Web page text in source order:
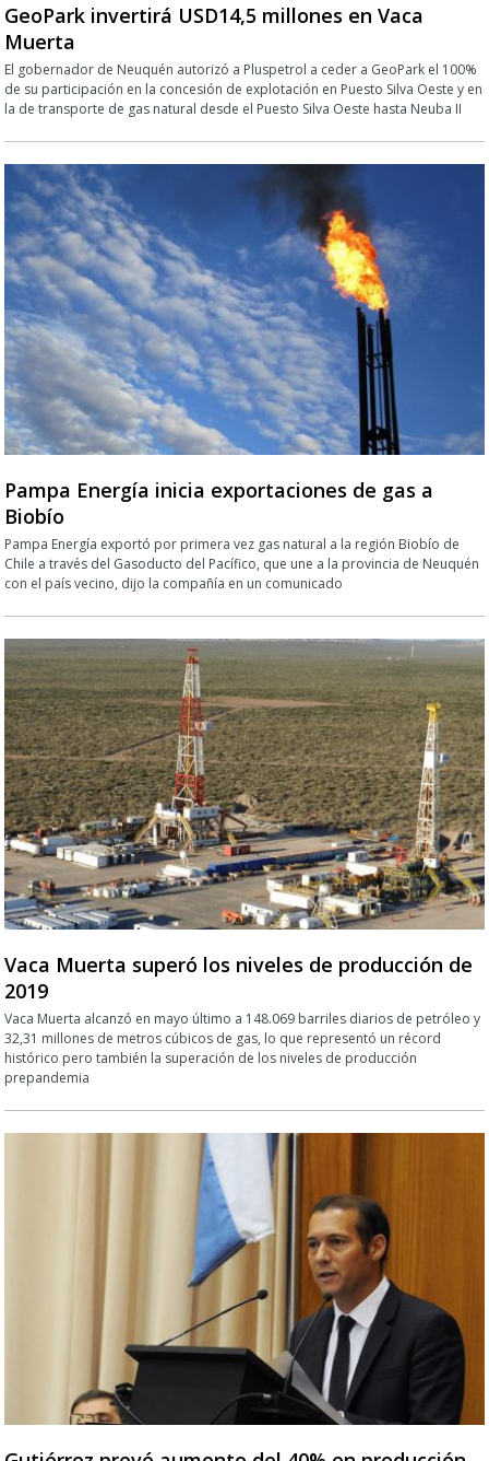
GeoPark invertirá USD14,5 millones en Vaca
Muerta
El gobernador de Neuquén autorizó a Pluspetrol a ceder a GeoPark el 100%
de su participación en la concesión de explotación en Puesto Silva Oeste y en
la de transporte de gas natural desde el Puesto Silva Oeste hasta Neuba II
Pampa Energía inicia exportaciones de gas a
Biobío
Pampa Energía exportó por primera vez gas natural a la región Biobío de
Chile a través del Gasoducto del Pacífico, que une a la provincia de Neuquén
con el país vecino, dijo la compañía en un comunicado
Vaca Muerta superó los niveles de producción de
2019
Vaca Muerta alcanzó en mayo último a 148.069 barriles diarios de petróleo y
32,31 millones de metros cúbicos de gas, lo que representó un récord
histórico pero también la superación de los niveles de producción
prepandemia